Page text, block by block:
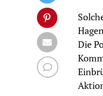
Die